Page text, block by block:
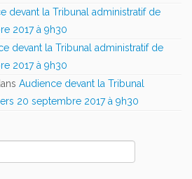
devant la Tribunal administratif de
2017 à 9h30
devant la Tribunal administratif de
2017 à 9h30
Audience devant la Tribunal
20 septembre 2017 à 9h30